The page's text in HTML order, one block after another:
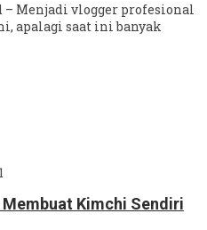
Menjadi vlogger profesional
saat ini banyak
Kimchi Sendiri